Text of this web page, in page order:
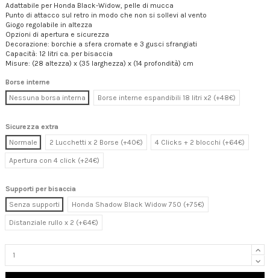
Adattabile per Honda Black-Widow, pelle di mucca
Punto di attacco sul retro in modo che non si sollevi al vento
Giogo regolabile in altezza
Opzioni di apertura e sicurezza
Decorazione: borchie a sfera cromate e 3 gusci sfrangiati
Capacità: 12 litri ca. per bisaccia
Misure: (28 altezza) x (35 larghezza) x (14 profondità) cm
Borse interne
Nessuna borsa interna
Borse interne espandibili 18 litri x2 (+48€)
Sicurezza extra
Normale
2 Lucchetti x 2 Borse (+40€) 4 Clicks + 2 blocchi (+64€)
Apertura con 4 click (+24€)
Supporti per bisaccia
Senza supporti
Honda Shadow Black Widow 750 (+75€)
Distanziale rullo x 2 (+64€)